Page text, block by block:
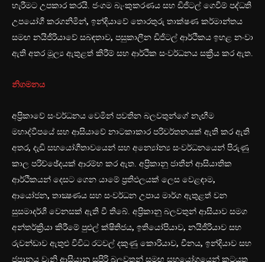
හැරීමට උපකාර කරයි. ජංගම බැංකුකරණය සහ ඩිජිටල් ගෙවීම් පද්ධති
උපයෝගී කරගනිමින්, ඉන්දියාවේ තොරතුරු තාක්ෂණ කර්මාන්තය
සමඟ නයිජීරියාවේ සබඳතාව, පසුකාලීන ඩිජිටල් ආර්ථිකය ඉහළ නංවා
ඇති අතර මූල්‍ය ඇතුළත් කිරීම් සහ ආර්ථික සංවර්ධනය සක්‍රීය කර ඇත.
නිගමනය
අප්‍රිකාවේ සංවර්ධනය වෙමින් පවතින බලවතුන්ගේ නැඟීම
මහාද්වීපයේ සහ ආසියාවේ නාටකාකාර පරිවර්තනයක් ඇති කර ඇති
අතර, දැඩි සහයෝගීතාවයෙන් සහ අන්‍යෝන්‍ය සංවර්ධනයෙන් පිරුණු
කාල පරිච්ඡේදයක් ආරම්භ කර ඇත. අප්‍රිකානු ජාතීන් ආසියාතික
ආර්ථිකයන් දෙසට ගෙන යාමේ ප්‍රතිඵලයක් ලෙස වෙළඳාම,
ආයෝජන, තාක්‍ෂණය සහ සංවර්ධන උපාය මාර්ග ඇතුළත් වන
සුසමාදර්ශී වෙනසක් ඇති වී තිබේ. අප්‍රිකානු බලවතුන් ආසියාව සමග
අන්තර්ක්‍රියා කිරීමේ පුළුල් ක්ෂිතිජය, ඉතියෝපියාව, නයිජීරියාව සහ
රුවන්ඩාව ඇතුළු විවිධ රටවල් දකුණු කොරියාව, චීනය, ඉන්දියාව සහ
ජපානය වැනි ආසියානු සුපිරි බලවතුන් සමඟ සහයෝගයෙන් කටයුතු